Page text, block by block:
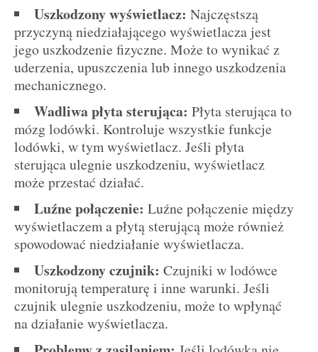
Uszkodzony wyświetlacz: Najczęstszą
przyczyną niedziałającego wyświetlacza jest
jego uszkodzenie fizyczne. Może to wynikać z
uderzenia, upuszczenia lub innego uszkodzenia
mechanicznego.
Wadliwa płyta sterująca: Płyta sterująca to
mózg lodówki. Kontroluje wszystkie funkcje
lodówki, w tym wyświetlacz. Jeśli płyta
sterująca ulegnie uszkodzeniu, wyświetlacz
może przestać działać.
Luźne połączenie: Luźne połączenie między
wyświetlaczem a płytą sterującą może również
spowodować niedziałanie wyświetlacza.
Uszkodzony czujnik: Czujniki w lodówce
monitorują temperaturę i inne warunki. Jeśli
czujnik ulegnie uszkodzeniu, może to wpłynąć
na działanie wyświetlacza.